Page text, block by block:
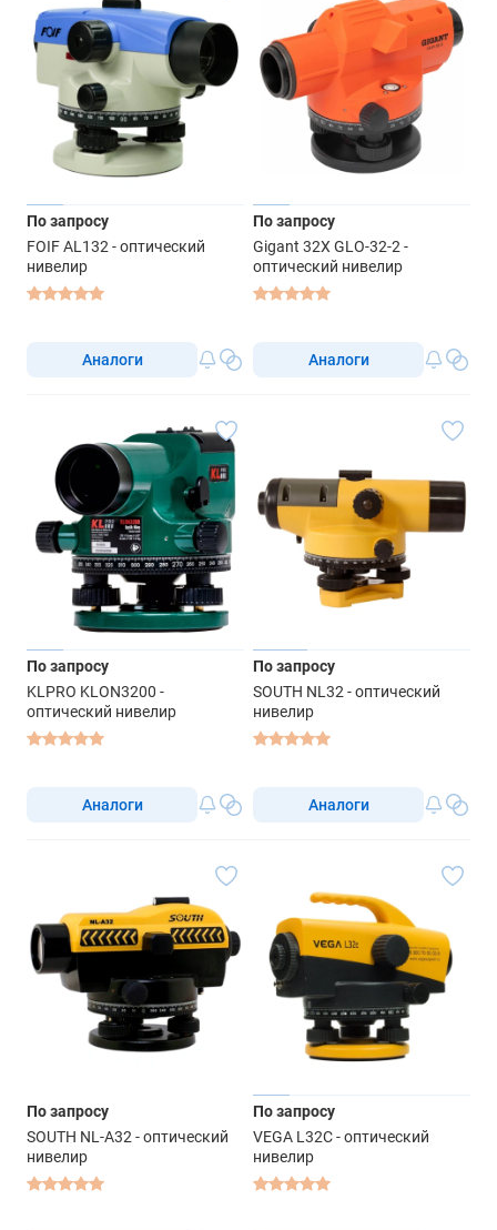
По запросу
FOIF AL132 - оптический
нивелир
Аналоги
По запросу
Gigant 32X GLO-32-2 -
оптический нивелир
Аналоги
По запросу
KLPRO KLON3200 -
оптический нивелир
Аналоги
По запросу
SOUTH NL32 - оптический
нивелир
Аналоги
По запросу
SOUTH NL-A32 - оптический
нивелир
По запросу
VEGA L32С - оптический
нивелир